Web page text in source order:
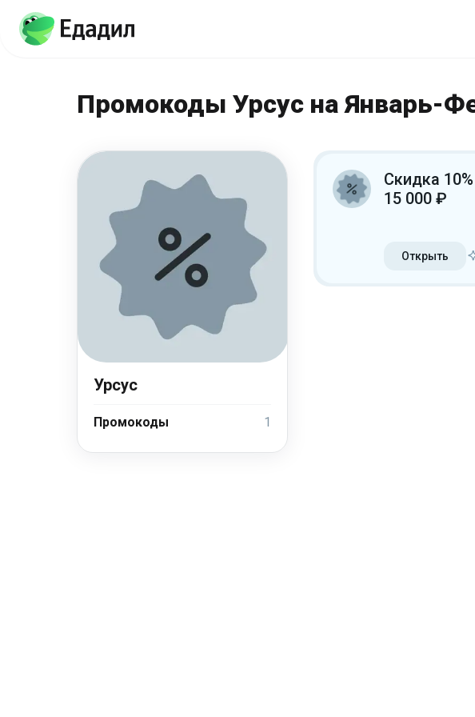
Промокоды Урсус на Январь-
Урсус
Промокоды 1
Скидка
15 000 ₽
Открыть